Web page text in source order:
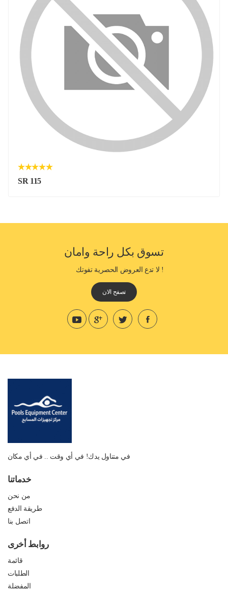
SR 115
تسوق بكل راحة وامان
! لا تدع العروض الحصرية تفوتك
تصفح الان
في متناول يدك! في أي وقت .. في أي مكان
خدماتنا
من نحن
طريقة الدفع
اتصل بنا
روابط أخرى
قائمة
الطلبات
المفضلة